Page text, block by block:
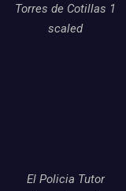
Torres de Cotillas 1
scaled
El Policia Tutor